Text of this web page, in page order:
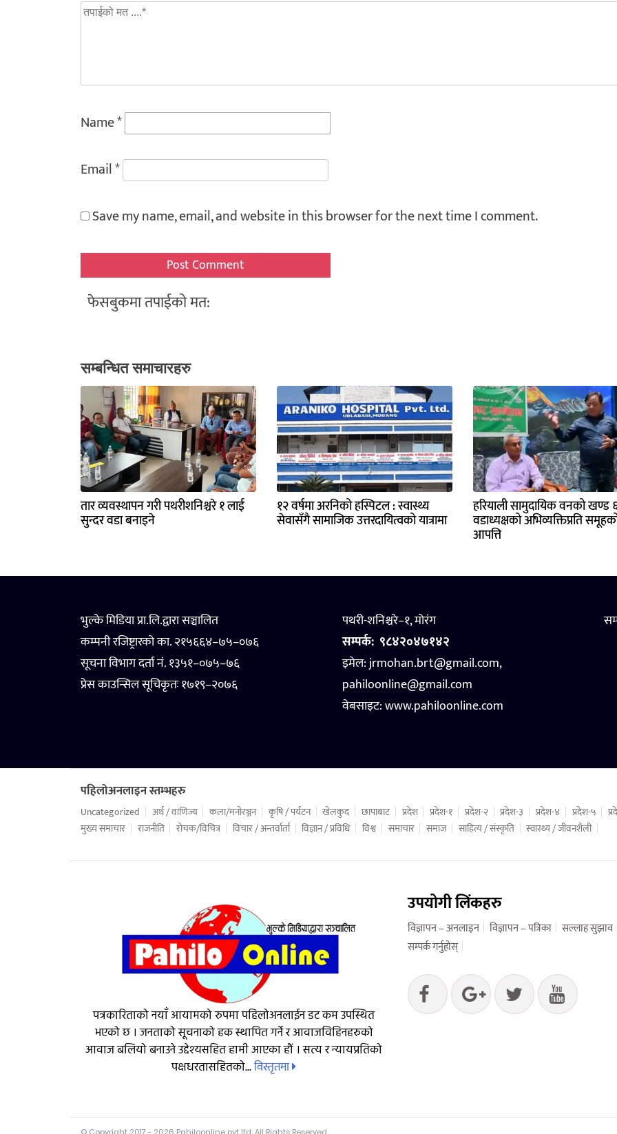
Name*
Email*
Save my name, email, and website in this browser for the next time I comment.
फेसबुकमा तपाईको मत:
सम्बन्धित समाचारहरु
तार व्यवस्थापन गरी पथरीशनिश्चरे १ लाई
सुन्दर वडा बनाइने
१२ वर्षमा अरनिको हस्पिटल : स्वास्थ्य
सेवासँगै सामाजिक उत्तरदायित्वको यात्रामा
हरियाली सामुदायिक वनको खण्ड
वडाध्यक्षको अभिव्यक्तिप्रति
आपत्ति
भुल्के मिडिया प्रा.लि.द्वारा सञ्चालित
कम्पनी रजिष्ट्रारको का. २१५६६४–७५–०७६
सूचना विभाग दर्ता नं. १३५१–०७५–७६
प्रेस काउन्सिल सूचिकृतः १७१९–२०७६
पथरी-शनिश्चरे–१, मोरंग
सम्पर्क: ९८४२०४७१४२
इमेल: jrmohan.brt@gmail.com,
pahiloonline@gmail.com
वेबसाइट:www.pahiloonline.com
पहिलोअनलाइन स्तम्भहरु
Uncategorized अर्थ / वाणिज्य कला/मनोरञ्जन कृषि / पर्यटन खेलकुद छापाबाट प्रदेश प्रदेश-१ प्रदेश-२ प्रदेश-३ प्रदेश-४ प्रदेश-५
मुख्य समाचार
राजनीति रोचक/विचित्र विचार / अन्तर्वार्ता विज्ञान / प्रविधि विश्व समाचार समाज साहित्य / संस्कृति स्वास्थ्य / जीवनशैली
पत्रकारिताको नयाँ आयामको रुपमा पहिलोअनलाईन डट कम उपस्थित
भएको छ । जनताको सूचनाको हक स्थापित गर्ने र आवाजविहिनहरुको
आवाज बलियो बनाउने उद्देश्यसहित हामी आएका हौं । सत्य र न्यायप्रतिको
पक्षधरतासहितको...विस्तृतमा
उपयोगी लिंकहरु
विज्ञापन – अनलाइन विज्ञापन – पत्रिका सल्लाह सुझाव
सम्पर्क गर्नुहोस्